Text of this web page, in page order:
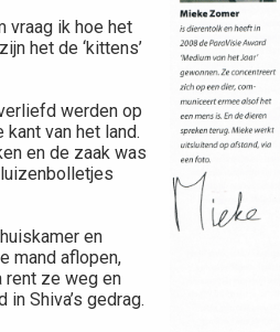
vraag ik hoe het
het de ‘kittens’
werden op
kant van het land.
en de zaak was
en
mand aflopen,
rent ze weg en
Shiva’s gedrag.